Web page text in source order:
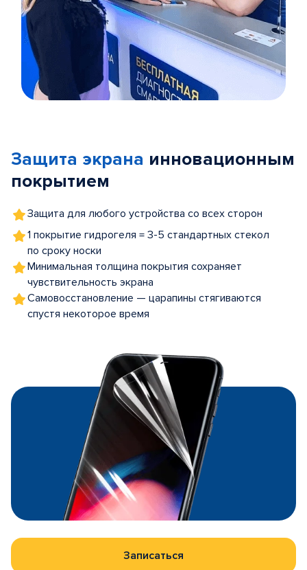
5
Защита экрана инновационным
покрытием
Защита для любого устройства со всех сторон
1 покрытие гидрогеля = 3-5 стандартных стекол
по сроку носки
Минимальная толщина покрытия сохраняет
чувствительность экрана
Самовосстановление — царапины стягиваются
спустя некоторое время
Записаться